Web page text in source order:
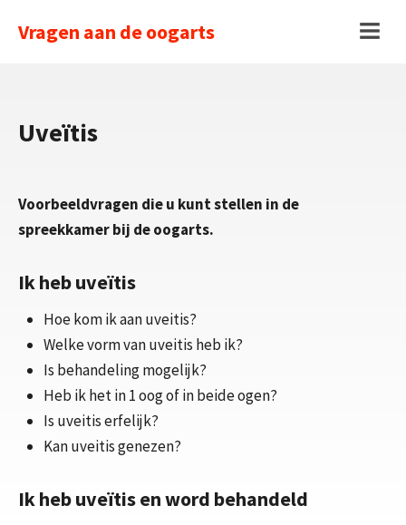
naarVragen aan de oogarts
Uveïtis
Voorbeeldvragen die u kunt stellen in de
spreekkamer bij de oogarts.
Ik heb uveïtis
Hoe kom ik aan uveitis?
Welke vorm van uveitis heb ik?
Is behandeling mogelijk?
Heb ik het in 1 oog of in beide ogen?
Is uveitis erfelijk?
Kan uveitis genezen?
Ik heb uveïtis en word behandeld